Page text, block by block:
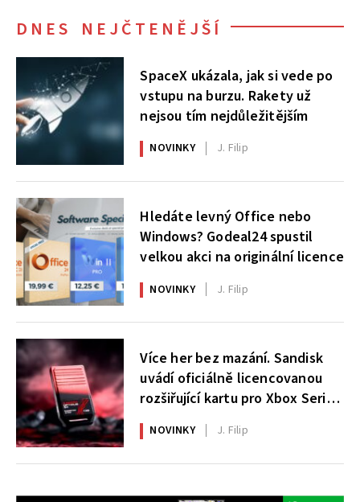
DNES NEJČTENĚJŠÍ
SpaceX ukázala, jak si vede po
vstupu na burzu. Rakety už
nejsou tím nejdůležitějším
NOVINKY J. Filip
Hledáte levný Office nebo
Windows? Godeal24 spustil
velkou akci na originální licence
NOVINKY J. Filip
Více her bez mazání. Sandisk
uvádí oficiálně licencovanou
rozšiřující kartu pro Xbox Series
X|S
NOVINKY J. Filip